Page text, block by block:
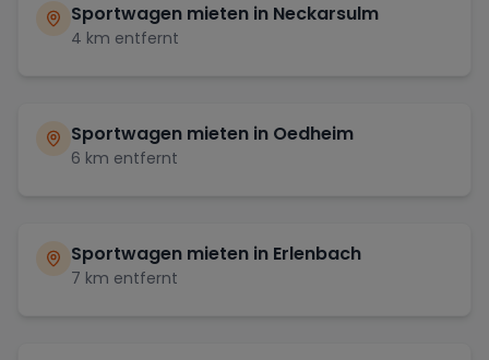
Sportwagen mieten in Neckarsulm
4 km entfernt
Sportwagen mieten in Oedheim
6 km entfernt
Sportwagen mieten in Erlenbach
7 km entfernt